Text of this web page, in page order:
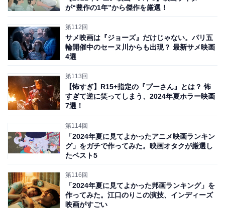
クセが強いようで本質的にはいい人であることが会話の
端々から伝わってきますし、
実は相性も抜群の2人をずっと見ていたくなるでしょ
う。
が“豊作の1年”から傑作を厳選！
第112回
サメ映画は『ジョーズ』だけじゃない。パリ五
輪開催中のセーヌ川からも出現？ 最新サメ映画
4選
第113回
【怖すぎ】R15+指定の『プーさん』とは？ 怖
すぎて逆に笑ってしまう、2024年夏ホラー映画
7選！
第114回
「2024年夏に見てよかったアニメ映画ランキン
グ」をガチで作ってみた。映画オタクが厳選し
たベスト5
第116回
「2024年夏に見てよかった邦画ランキング」を
作ってみた。江口のりこの演技、インディーズ
映画がすごい